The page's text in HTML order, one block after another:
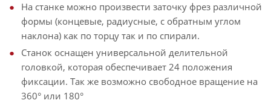
На станке можно произвести заточку фрез различной
формы (концевые, радиусные, с обратным углом
наклона) как по торцу так и по спирали.
Станок оснащен универсальной делительной
головкой, которая обеспечивает 24 положения
фиксации. Так же возможно свободное вращение на
360° или 180°